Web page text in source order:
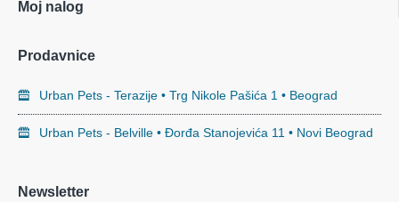
Moj nalog
Prodavnice
Urban Pets - Terazije • Trg Nikole Pašića 1 • Beograd
Urban Pets - Belville • Đorđa Stanojevića 11 • Novi Beograd
Newsletter